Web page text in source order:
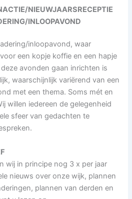
NIEUWJAARSRECEPTIE
INLOOPAVOND
inloopavond, waar
een kopje koffie en een hapje
avonden gaan inrichten is
waarschijnlijk variërend van een
met een thema. Soms mét en
willen iedereen de gelegenheid
sfeer van gedachten te
wij in principe nog 3 x per jaar
nieuws over onze wijk, plannen
plannen van derden en